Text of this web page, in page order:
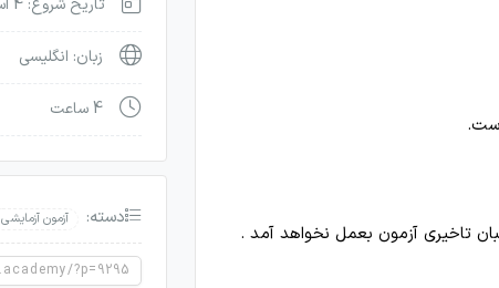
تاریخ شروع: 4 اسفند 1399
زبان: انگلیسی
4 ساعت
دسته: آزمون آزمایشی